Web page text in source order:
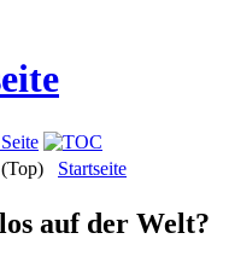
Startseite
auf der Welt?